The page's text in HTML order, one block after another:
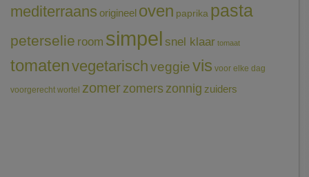
mediterraans origineel oven paprika pasta
peterselie room simpel snel klaar tomaat
tomatenvegetarischveggievis voor elke dag
voorgerecht wortel zomerzomerszonnig zuiders